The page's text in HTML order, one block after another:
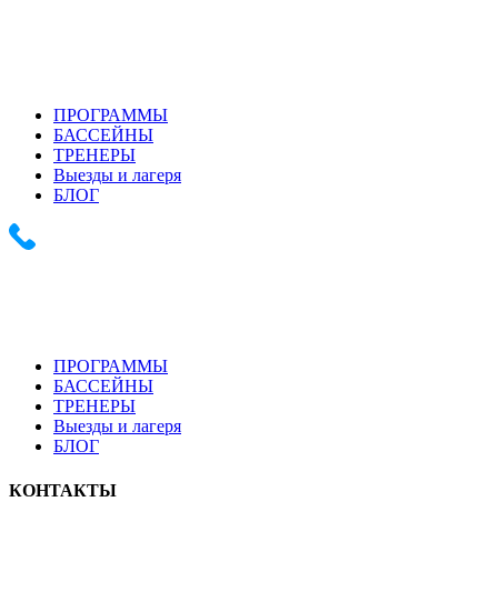
ПРОГРАММЫ
БАССЕЙНЫ
ТРЕНЕРЫ
Выезды и лагеря
БЛОГ
ПРОГРАММЫ
БАССЕЙНЫ
ТРЕНЕРЫ
Выезды и лагеря
БЛОГ
КОНТАКТЫ